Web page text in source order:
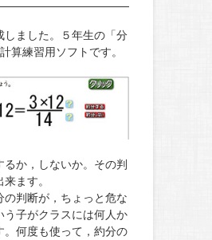
ました。５年生の「分
算練習用ソフトです。
か，しないか。その判
ます。
判断が，ちょっと危な
う子がクラスには何人か
。何度も使って，約分の